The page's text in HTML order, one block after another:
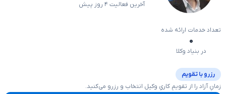
آخرین فعالیت ۴ روز پیش
تعداد خدمات ارائه شده
۰
در بنیاد وکلا
رزرو با تقویم
زمانِ آزاد را از تقویمِ کاریِ وکیل انتخاب و رزرو می‌کنید.